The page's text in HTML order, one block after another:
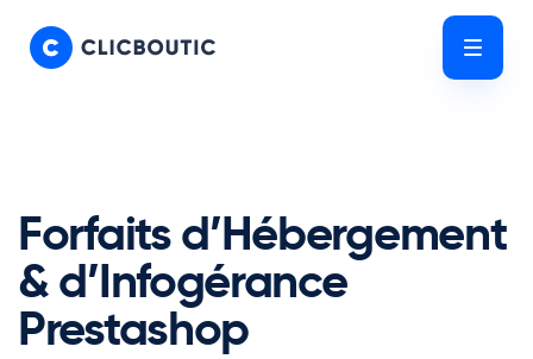
links
Forfaits d’Hébergement
& d’Infogérance
Prestashop